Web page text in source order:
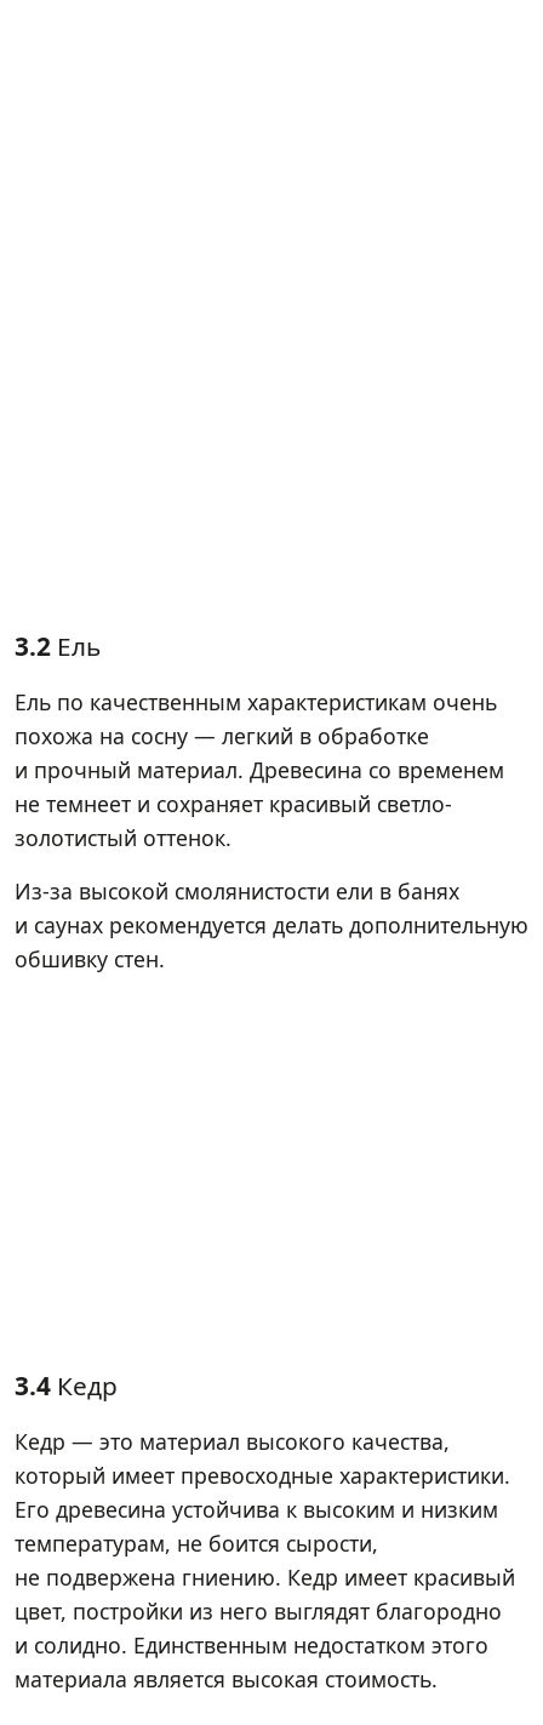
3.2 Ель
Ель по качественным характеристикам очень
похожа на сосну — легкий в обработке
и прочный материал. Древесина со временем
не темнеет и сохраняет красивый светло-
золотистый оттенок.
Из-за высокой смолянистости ели в банях
и саунах рекомендуется делать дополнительную
обшивку стен.
3.4 Кедр
Кедр — это материал высокого качества,
который имеет превосходные характеристики.
Его древесина устойчива к высоким и низким
температурам, не боится сырости,
не подвержена гниению. Кедр имеет красивый
цвет, постройки из него выглядят благородно
и солидно. Единственным недостатком этого
материала является высокая стоимость.